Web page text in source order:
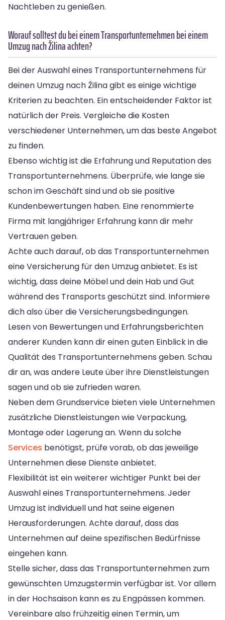
Nachtleben zu genießen.
Worauf solltest du bei einem Transportunternehmen bei einem
Umzug nach Žilina achten?
Bei der Auswahl eines Transportunternehmens für
deinen Umzug nach Žilina gibt es einige wichtige
Kriterien zu beachten. Ein entscheidender Faktor ist
natürlich der Preis. Vergleiche die Kosten
verschiedener Unternehmen, um das beste Angebot
zu finden.
Ebenso wichtig ist die Erfahrung und Reputation des
Transportunternehmens. Überprüfe, wie lange sie
schon im Geschäft sind und ob sie positive
Kundenbewertungen haben. Eine renommierte
Firma mit langjähriger Erfahrung kann dir mehr
Vertrauen geben.
Achte auch darauf, ob das Transportunternehmen
eine Versicherung für den Umzug anbietet. Es ist
wichtig, dass deine Möbel und dein Hab und Gut
während des Transports geschützt sind. Informiere
dich also über die Versicherungsbedingungen.
Lesen von Bewertungen und Erfahrungsberichten
anderer Kunden kann dir einen guten Einblick in die
Qualität des Transportunternehmens geben. Schau
dir an, was andere Leute über ihre Dienstleistungen
sagen und ob sie zufrieden waren.
Neben dem Grundservice bieten viele Unternehmen
zusätzliche Dienstleistungen wie Verpackung,
Montage oder Lagerung an. Wenn du solche
Services benötigst, prüfe vorab, ob das jeweilige
Unternehmen diese Dienste anbietet.
Flexibilität ist ein weiterer wichtiger Punkt bei der
Auswahl eines Transportunternehmens. Jeder
Umzug ist individuell und hat seine eigenen
Herausforderungen. Achte darauf, dass das
Unternehmen auf deine spezifischen Bedürfnisse
eingehen kann.
Stelle sicher, dass das Transportunternehmen zum
gewünschten Umzugstermin verfügbar ist. Vor allem
in der Hochsaison kann es zu Engpässen kommen.
Vereinbare also frühzeitig einen Termin, um